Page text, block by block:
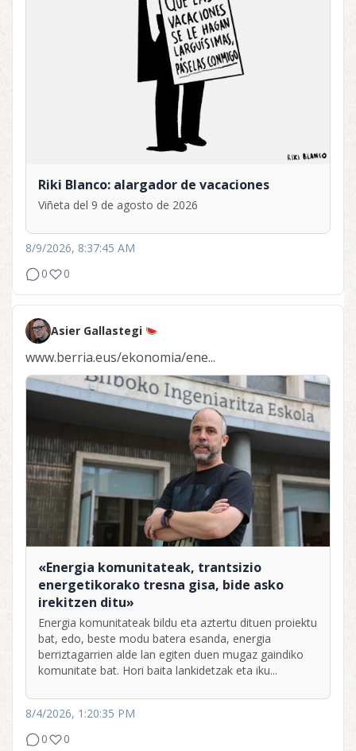
Riki Blanco: alargador de vacaciones
Viñeta del 9 de agosto de 2026
8/9/2026, 8:37:45 AM
0
0
Asier Gallastegi
www.berria.eus/ekonomia/ene...
«Energia komunitateak, trantsizio
energetikorako tresna gisa, bide asko
irekitzen ditu»
Energia komunitateak bildu eta aztertu dituen proiektu
bat, edo, beste modu batera esanda, energia
berriztagarrien alde lan egiten duen mugaz gaindiko
komunitate bat. Hori baita lankidetzak eta iku...
8/4/2026, 1:20:35 PM
0
0